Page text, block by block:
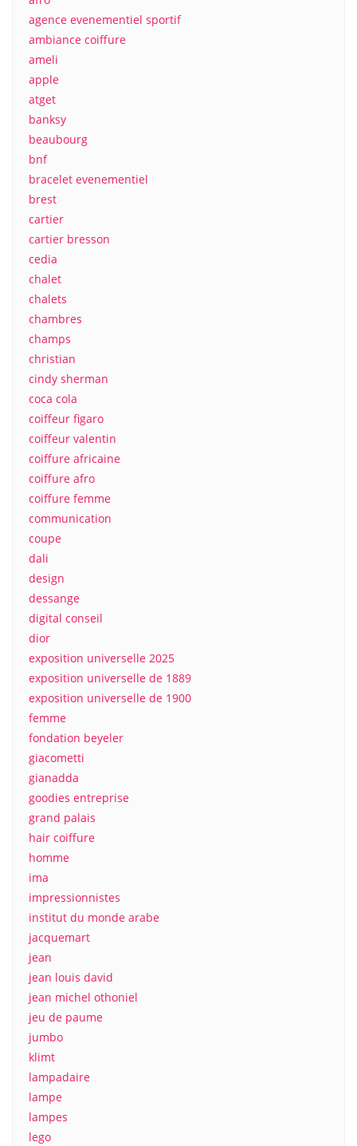
agence evenementiel sportif
ambiance coiffure
ameli
apple
atget
banksy
beaubourg
bnf
bracelet evenementiel
brest
cartier
cartier bresson
cedia
chalet
chalets
chambres
champs
christian
cindy sherman
coca cola
coiffeur figaro
coiffeur valentin
coiffure africaine
coiffure afro
coiffure femme
communication
coupe
dali
design
dessange
digital conseil
dior
exposition universelle 2025
exposition universelle de 1889
exposition universelle de 1900
femme
fondation beyeler
giacometti
gianadda
goodies entreprise
grand palais
hair coiffure
homme
ima
impressionnistes
institut du monde arabe
jacquemart
jean
jean louis david
jean michel othoniel
jeu de paume
jumbo
klimt
lampadaire
lampe
lampes
lego